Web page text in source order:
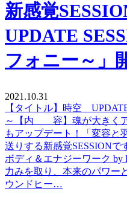
新感覚
UPDATE
フォニー～」
2021.10.31
【タイトル】時空
～【内 容】魂が大きくア
もアップデート！「変容と
送りする新感覚SESSION
ボディ＆エナジーワーク
力みを取り、本来のパワー
ウンドヒー…